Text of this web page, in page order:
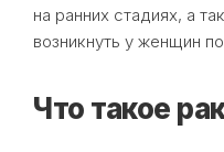
на ранних стадиях, а
возникнуть у женщин
Что такое